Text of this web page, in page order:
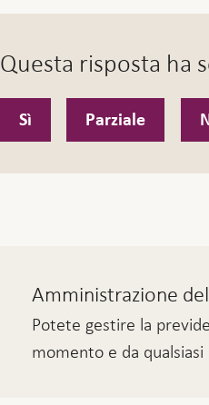
Questa risposta ha
Sì Parziale
Amministrazione
Potete gestire la
momento e da